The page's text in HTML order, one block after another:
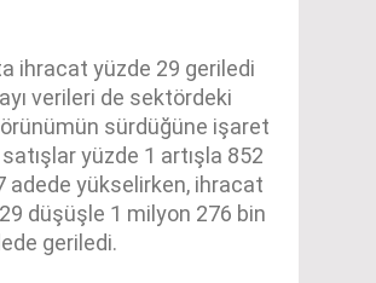
ihracat yüzde 29 geriledi
verileri de sektördeki
sürdüğüne işaret
yüzde 1 artışla 852
adede yükselirken, ihracat
düşüşle 1 milyon 276 bin
geriledi.